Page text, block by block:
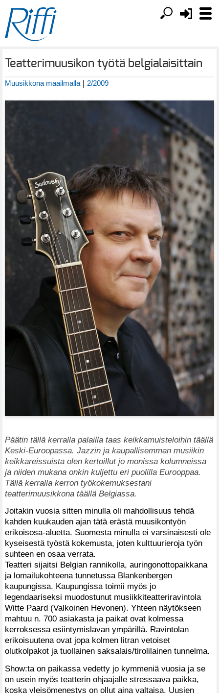
Teatterimuusikon työtä belgialaisittain
Muusikkona maailmalla| 2/2009
Päätin tällä kerralla palailla taas keikkamuisteloihin täällä
Keski-Euroopassa. Jazzin ja kaupallisemman musiikin
keikkareissuista olen kertoillut jo monissa kolumneissa
ja niiden mukana onkin kuljettu eri puolilla Eurooppaa.
Tällä kerralla kerron työkokemuksestani
teatterimuusikkona täällä Belgiassa.
Joitakin vuosia sitten minulla oli mahdollisuus tehdä
kahden kuukauden ajan tätä erästä muusikontyön
erikoisosa-aluetta. Suomesta minulla ei varsinaisesti ole
kyseisestä työstä kokemusta, joten kulttuurieroja työn
suhteen en osaa verrata.
Teatteri sijaitsi Belgian rannikolla, auringonottopaikkana
ja lomailukohteena tunnetussa Blankenbergen
kaupungissa. Kaupungissa toimii myös jo
legendaariseksi muodostunut musiikkiteatteriravintola
Witte Paard (Valkoinen Hevonen). Yhteen näytökseen
mahtuu n. 700 asiakasta ja paikat ovat kolmessa
kerroksessa esiintymislavan ympärillä. Ravintolan
erikoisuutena ovat jopa kolmen litran vetoiset
olutkolpakot ja tuollainen saksalais/tirolilainen tunnelma.
Show:ta on paikassa vedetty jo kymmeniä vuosia ja se
on usein myös teatterin ohjaajalle stressaava paikka,
koska yleisömenestys on ollut aina valtaisa. Uusien